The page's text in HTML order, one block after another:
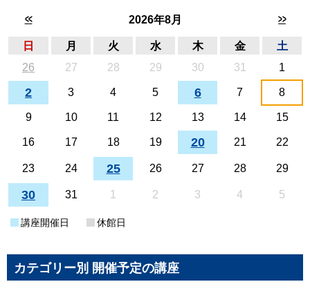
<< 2026年8月 >>
日 月 火 水 木 金
土
26
27 28 29 30 31 1
2 3 4 5 6 7 8
9 10 11 12 13 14 15
16 17 18 19 20 21 22
23 24 25 26 27 28 29
30 31 1 2 3 4 5
講座開催日 休館日
カテゴリー別 開催予定の講座